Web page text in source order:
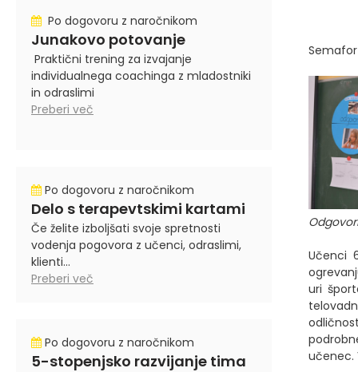
Po dogovoru z naročnikom
Junakovo potovanje
Praktični trening za izvajanje
individualnega coachinga z mladostniki
in odraslimi
Preberi več
Po dogovoru z naročnikom
Delo s terapevtskimi kartami
Če želite izboljšati svoje spretnosti
vodenja pogovora z učenci, odraslimi,
klienti...
Preberi več
Po dogovoru z naročnikom
5-stopenjsko razvijanje tima
Učenci
uri
učenec.